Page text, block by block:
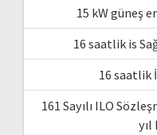
15 kW güneş
16 saatlik is
16 saatlik
161 Sayılı ILO
yıl